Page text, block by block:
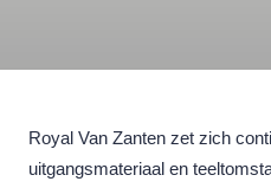
Royal Van Zanten zet zich
uitgangsmateriaal en